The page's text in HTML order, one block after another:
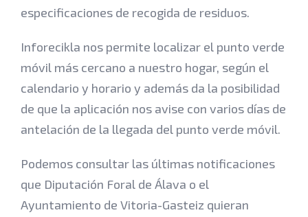
especificaciones de recogida de residuos.
Inforecikla nos permite localizar el punto verde
móvil más cercano a nuestro hogar, según el
calendario y horario y además da la posibilidad
de que la aplicación nos avise con varios días de
antelación de la llegada del punto verde móvil.
Podemos consultar las últimas notificaciones
que Diputación Foral de Álava o el
Ayuntamiento de Vitoria-Gasteiz quieran